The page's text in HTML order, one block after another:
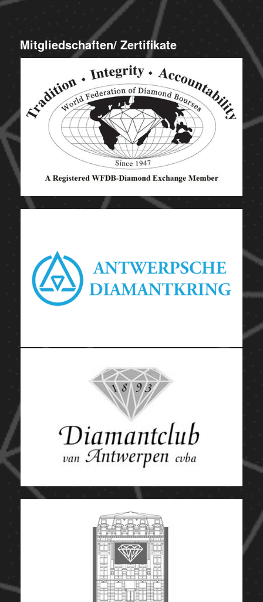
Mitgliedschaften/ Zertifikate